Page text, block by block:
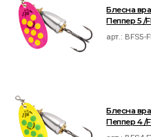
Блесна
Пеппер 5 /
арт.: BFS5-
Блесна
Пеппер 4 /